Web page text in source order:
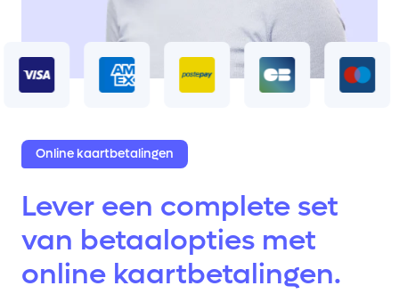
Online kaartbetalingen
Lever een complete set
van betaalopties met
online kaartbetalingen.